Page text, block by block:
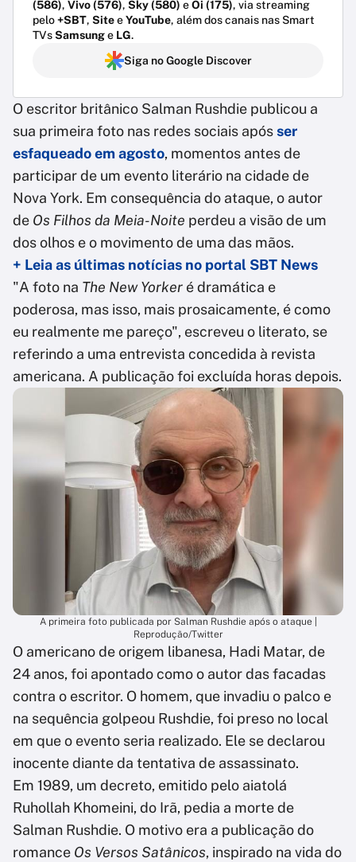
(586), Vivo (576), Sky (580) eOi (175), via streaming
pelo+SBT, SiteeYouTube, além dos canais nas Smart
TVsSamsunge LG.
Siga no Google Discover
O escritor britânico Salman Rushdie publicou a
sua primeira foto nas redes sociais apósser
esfaqueado em agosto, momentos antes de
participar de um evento literário na cidade de
Nova York. Em consequência do ataque, o autor
de Os Filhos da Meia-Noite perdeu a visão de um
dos olhos e o movimento de uma das mãos.
+ Leia as últimas notícias no portal SBT News
"A foto na The New Yorker é dramática e
poderosa, mas isso, mais prosaicamente, é como
eu realmente me pareço", escreveu o literato, se
referindo a uma entrevista concedida à revista
americana. A publicação foi excluída horas depois.
A primeira foto publicada por Salman Rushdie após o ataque |
Reprodução/Twitter
O americano de origem libanesa, Hadi Matar, de
24 anos, foi apontado como o autor das facadas
contra o escritor. O homem, que invadiu o palco e
na sequência golpeou Rushdie, foi preso no local
em que o evento seria realizado. Ele se declarou
inocente diante da tentativa de assassinato.
Em 1989, um decreto, emitido pelo aiatolá
Ruhollah Khomeini, do Irã, pedia a morte de
Salman Rushdie. O motivo era a publicação do
romance Os Versos Satânicos, inspirado na vida do